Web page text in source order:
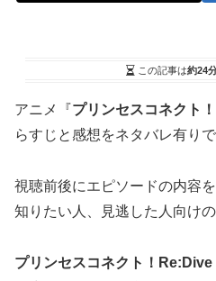
この記事は約24
アニメ『プリンセスコネクト
らすじと感想をネタバレ有り
視聴前後にエピソードの内容
知りたい人、見逃した人向け
プリンセスコネクト！